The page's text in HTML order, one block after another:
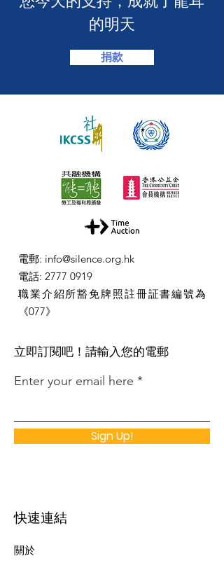
的明天
捐款
電郵: info@silence.org.hk
電話: 2777 0919
職業介紹所豁免牌照註冊証書編號為
《077》
​立即訂閱吧！請輸入您的電郵
Enter your email here
Sign Up!
快速連結
關於